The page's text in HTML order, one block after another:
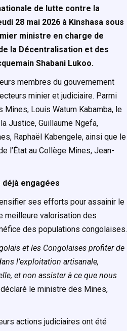
de lutte contre la
28 mai 2026 à Kinshasa sous
ministre en charge de
la Décentralisation et des
Shabani Lukoo.
membres du gouvernement
minier et judiciaire. Parmi
Louis Watum Kabamba, le
Justice, Guillaume Ngefa,
Raphaël Kabengele, ainsi que le
l’État au Collège Mines, Jean-
engagées
ses efforts pour assainir le
meilleure valorisation des
des populations congolaises.
et les Congolaises profiter de
l’exploitation artisanale,
et non assister à ce que nous
déclaré le ministre des Mines,
actions judiciaires ont été